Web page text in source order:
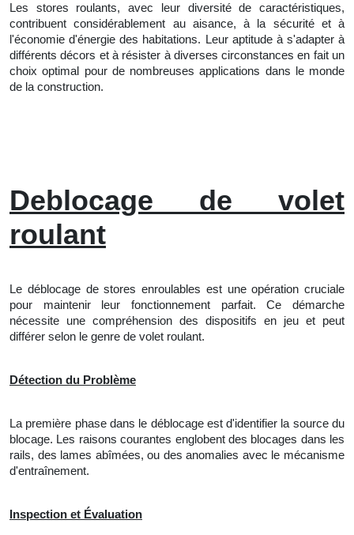
Les stores roulants, avec leur diversité de caractéristiques,
contribuent considérablement au aisance, à la sécurité et à
l'économie d'énergie des habitations. Leur aptitude à s'adapter à
différents décors et à résister à diverses circonstances en fait un
choix optimal pour de nombreuses applications dans le monde
de la construction.
Deblocage de volet
roulant
Le déblocage de stores enroulables est une opération cruciale
pour maintenir leur fonctionnement parfait. Ce démarche
nécessite une compréhension des dispositifs en jeu et peut
différer selon le genre de volet roulant.
Détection du Problème
La première phase dans le déblocage estd'identifier la source du
blocage. Les raisons courantes englobent des blocages dans les
rails, des lames abîmées, ou des anomalies avec le mécanisme
d'entraînement.
Inspection et Évaluation